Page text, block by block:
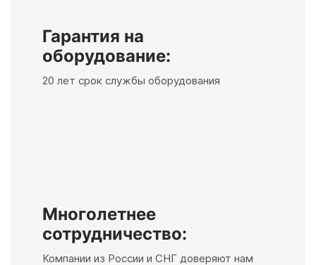
Гарантия на
оборудование:
20 лет срок службы оборудования
Многолетнее
сотрудничество:
Компании из России и СНГ доверяют нам